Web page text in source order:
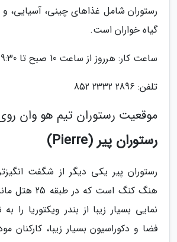
رستوران شامل غذاهای چینی،
گیاه خواران است.
ساعت کار: هرروز از ساعت 10 صبح تا 9:30 شب.
تلفن: 2896 2332 852
موقعیت رستوران تیم هو وان
رستوران پیر (Pierre)
رستوران پیر یکی دیگر از شگفت
هنگ کنگ است که
نمایی بسیار زیبا از بندر ویکتوریا را
فضا و دکوراسیون بسیار زیبا، کارکنان